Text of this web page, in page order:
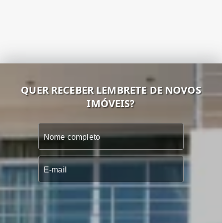
QUER RECEBER LEMBRETE DE NOVOS
IMÓVEIS?